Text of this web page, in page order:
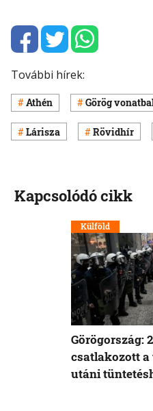
További hírek:
Athén Görög
Lárisza Rövidhír
Kapcsolódó cikk
Külföld
Görögország:
csatlakozott a
utáni